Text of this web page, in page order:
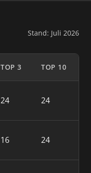
Stand: Juli 2026
TOP 3 TOP 10
24 24
16 24